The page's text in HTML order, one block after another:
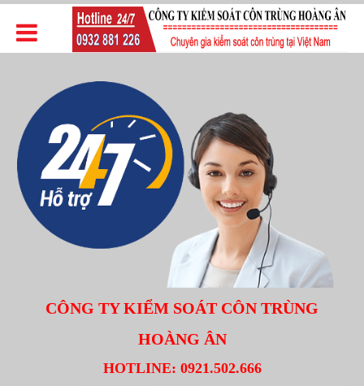
CÔNG TY KIỂM SOÁT CÔN TRÙNG
HOÀNG ÂN
HOTLINE: 0921.502.666